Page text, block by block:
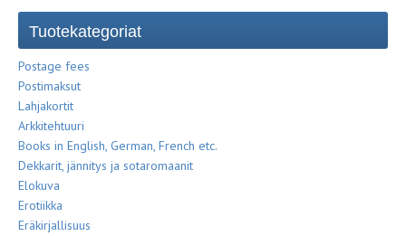
Tuotekategoriat
Postage fees
Postimaksut
Lahjakortit
Arkkitehtuuri
Books in English, German, French etc.
Dekkarit, jännitys ja sotaromaanit
Elokuva
Erotiikka
Eräkirjallisuus